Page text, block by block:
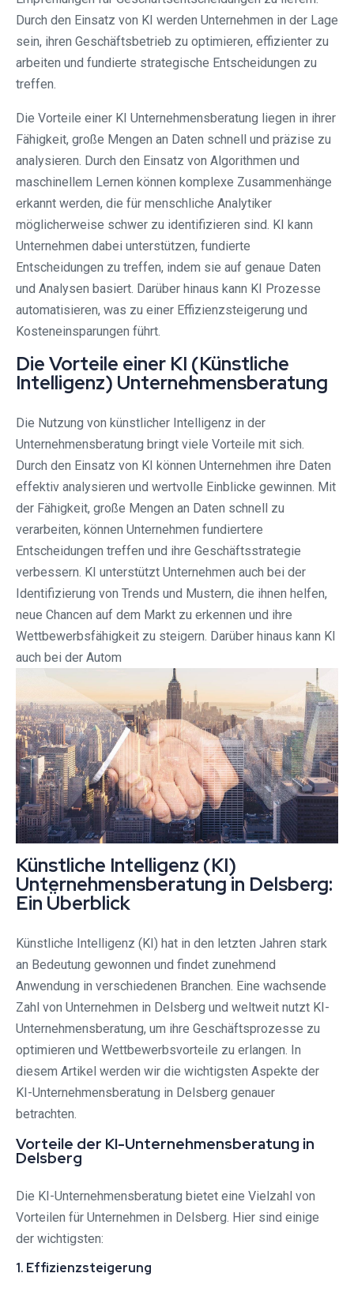
Durch den Einsatz von KI werden Unternehmen in der Lage
sein, ihren Geschäftsbetrieb zu optimieren, effizienter zu
arbeiten und fundierte strategische Entscheidungen zu
treffen.
Die Vorteile einer KI Unternehmensberatung liegen in ihrer
Fähigkeit, große Mengen an Daten schnell und präzise zu
analysieren. Durch den Einsatz von Algorithmen und
maschinellem Lernen können komplexe Zusammenhänge
erkannt werden, die für menschliche Analytiker
möglicherweise schwer zu identifizieren sind. KI kann
Unternehmen dabei unterstützen, fundierte
Entscheidungen zu treffen, indem sie auf genaue Daten
und Analysen basiert. Darüber hinaus kann KI Prozesse
automatisieren, was zu einer Effizienzsteigerung und
Kosteneinsparungen führt.
Die Vorteile einer KI (Künstliche
Intelligenz) Unternehmensberatung
Die Nutzung von künstlicher Intelligenz in der
Unternehmensberatung bringt viele Vorteile mit sich.
Durch den Einsatz von KI können Unternehmen ihre Daten
effektiv analysieren und wertvolle Einblicke gewinnen. Mit
der Fähigkeit, große Mengen an Daten schnell zu
verarbeiten, können Unternehmen fundiertere
Entscheidungen treffen und ihre Geschäftsstrategie
verbessern. KI unterstützt Unternehmen auch bei der
Identifizierung von Trends und Mustern, die ihnen helfen,
neue Chancen auf dem Markt zu erkennen und ihre
Wettbewerbsfähigkeit zu steigern. Darüber hinaus kann KI
auch bei der Autom
Künstliche Intelligenz (KI)
Unternehmensberatung in Delsberg:
Ein Überblick
Künstliche Intelligenz (KI) hat in den letzten Jahren stark
an Bedeutung gewonnen und findet zunehmend
Anwendung in verschiedenen Branchen. Eine wachsende
Zahl von Unternehmen in Delsberg und weltweit nutzt KI-
Unternehmensberatung, um ihre Geschäftsprozesse zu
optimieren und Wettbewerbsvorteile zu erlangen. In
diesem Artikel werden wir die wichtigsten Aspekte der
KI-Unternehmensberatung in Delsberg genauer
betrachten.
Vorteile der KI-Unternehmensberatung in
Delsberg
Die KI-Unternehmensberatung bietet eine Vielzahl von
Vorteilen für Unternehmen in Delsberg. Hier sind einige
der wichtigsten:
1. Effizienzsteigerung